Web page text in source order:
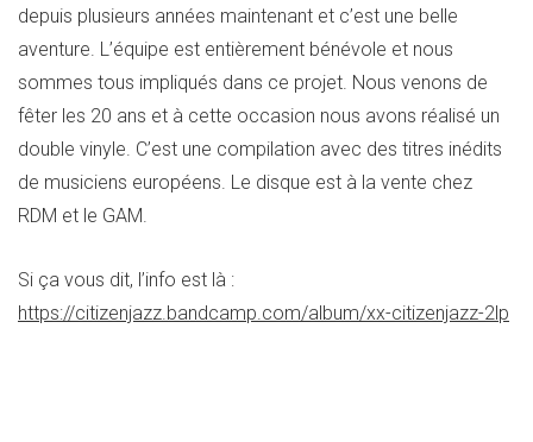
depuis plusieurs années maintenant et c’est une belle
aventure. L’équipe est entièrement bénévole et nous
sommes tous impliqués dans ce projet. Nous venons de
fêter les 20 ans et à cette occasion nous avons réalisé un
double vinyle. C’est une compilation avec des titres inédits
de musiciens européens. Le disque est à la vente chez
RDM et le GAM.
Si ça vous dit, l’info est là :
https://citizenjazz.bandcamp.com/album/xx-citizenjazz-2lp